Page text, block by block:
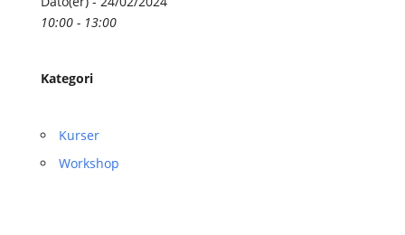
10:00 - 13:00
Kategori
Kurser
Workshop